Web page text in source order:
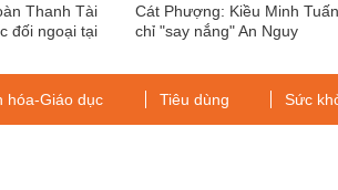
Thanh Tài
đối ngoại tại
Cát Phượng: Kiều Minh Tuấn
chỉ "say nắng" An Nguy
hóa-Giáo dục Tiêu dùng Sức